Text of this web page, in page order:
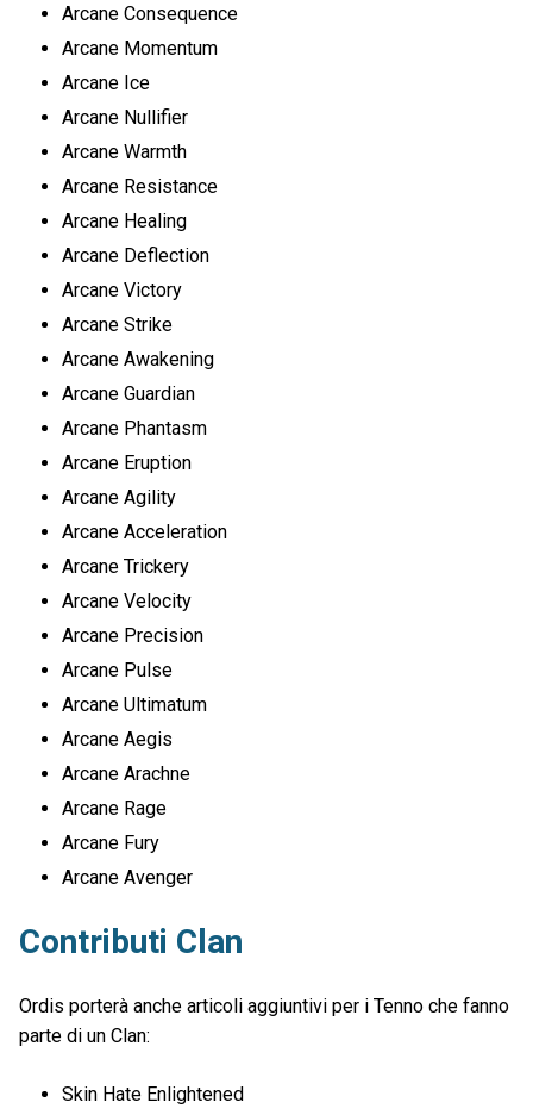
Arcane Consequence
Arcane Momentum
Arcane Ice
Arcane Nullifier
Arcane Warmth
Arcane Resistance
Arcane Healing
Arcane Deflection
Arcane Victory
Arcane Strike
Arcane Awakening
Arcane Guardian
Arcane Phantasm
Arcane Eruption
Arcane Agility
Arcane Acceleration
Arcane Trickery
Arcane Velocity
Arcane Precision
Arcane Pulse
Arcane Ultimatum
Arcane Aegis
Arcane Arachne
Arcane Rage
Arcane Fury
Arcane Avenger
Contributi Clan
Ordis porterà anche articoli aggiuntivi per i Tenno che fanno
parte di un Clan:
Skin Hate Enlightened